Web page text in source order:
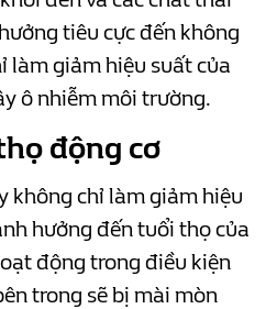
tiêu cực đến không
làm giảm hiệu suất của
ô nhiễm môi trường.
động cơ
không chỉ làm giảm hiệu
hưởng đến tuổi thọ của
động trong điều kiện
trong sẽ bị mài mòn